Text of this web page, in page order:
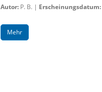
Autor:P. B. | Erscheinungsdatum:
Mehr